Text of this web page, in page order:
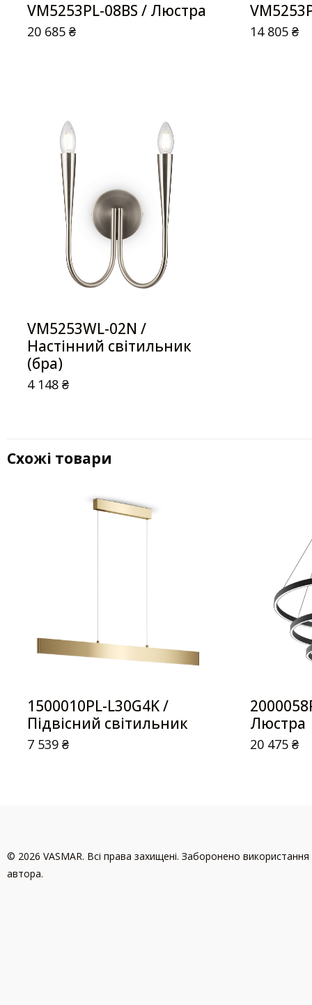
VM5253PL-08BS / Люстра
20 685₴ 14 805₴
VM5253WL-02N /
Настінний світильник
(бра)
4 148₴
Схожі товари
1500010PL-L30G4K /
Підвісний світильник
7 539₴
Люстра
20 475₴
© 2026 VASMAR. Всі права захищені. Заборонено використання
автора.